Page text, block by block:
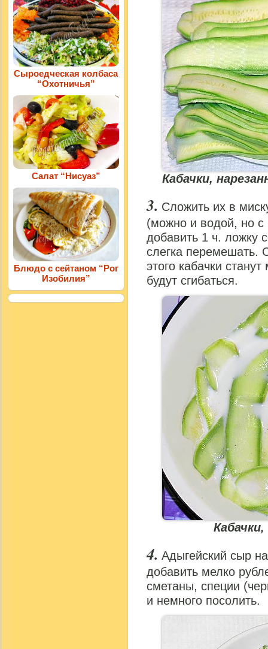
Кабачки,
Сложить их в
(можно и водой, но с
добавить 1 ч. ложку
слегка перемешать.
этого кабачки
будут сгибаться.
Адыгейский сыр
добавить мелко
сметаны, специи
и немного посолить.
Сыроедческая колбаса
“Охотничья”
Салат “Нисуаз”
Блюдо с сейтаном “Рог
Изобилия”